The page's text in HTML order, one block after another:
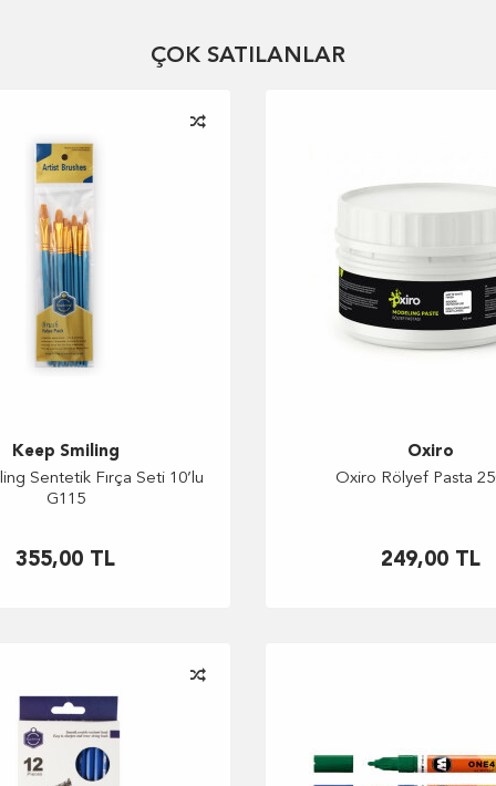
ÇOK SATILANLAR
Keep Smiling
Sentetik Fırça Seti 10’lu
G115
355,00 TL
Oxiro
Oxiro Rölyef Pasta
249,00 TL